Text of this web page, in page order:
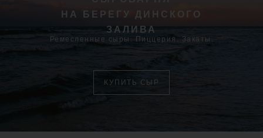
НА БЕРЕГУ ДИНСКОГО
ЗАЛИВА
Ремесленные сыры. Пиццерия. Закаты.
КУПИТЬ СЫР